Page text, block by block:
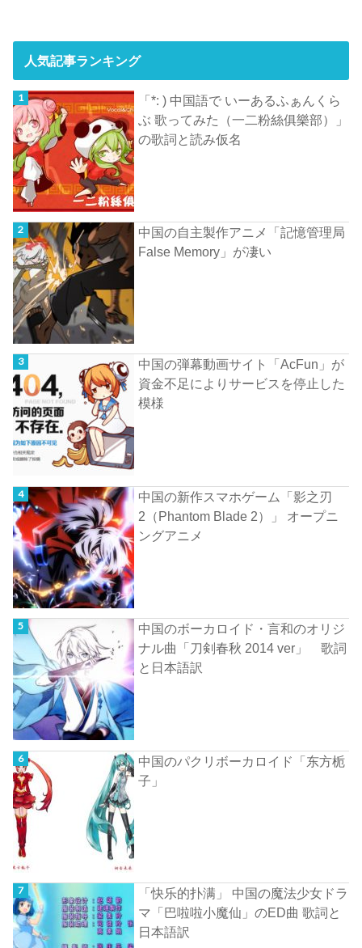
人気記事ランキング
「*: ) 中国語で いーあるふぁんくら
ぶ 歌ってみた（一二粉絲俱樂部）」
の歌詞と読み仮名
中国の自主製作アニメ「記憶管理局
False Memory」が凄い
中国の弾幕動画サイト「AcFun」が
資金不足によりサービスを停止した
模様
中国の新作スマホゲーム「影之刃
2（Phantom Blade 2）」 オープニ
ングアニメ
中国のボーカロイド・言和のオリジ
ナル曲「刀剣春秋 2014 ver」 歌詞
と日本語訳
中国のパクリボーカロイド「东方栀
子」
「快乐的扑满」 中国の魔法少女ドラ
マ「巴啦啦小魔仙」のED曲 歌詞と
日本語訳